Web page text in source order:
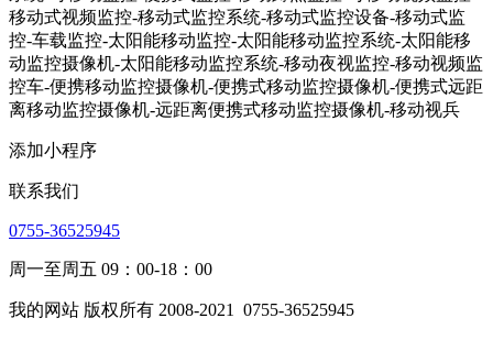
添加小程序
联系我们
0755-36525945
周一至周五 09：00-18：00
我的网站 版权所有 2008-2021 0755-36525945